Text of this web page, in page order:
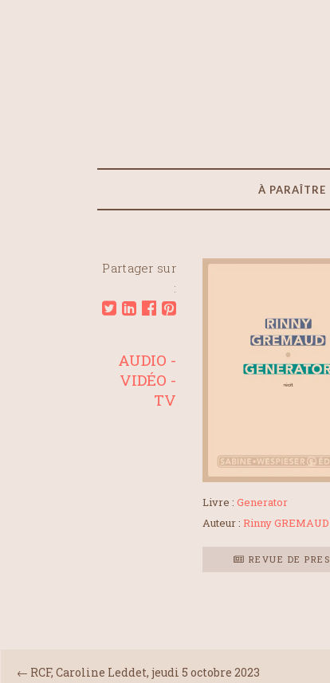
À PARAÎTRE
Partager sur
:
Livre : Generator
Auteur : Rinny GREMAUD
REVUE DE
AUDIO -
VIDÉO -
TV
← RCF, Caroline Leddet, jeudi 5 octobre 2023